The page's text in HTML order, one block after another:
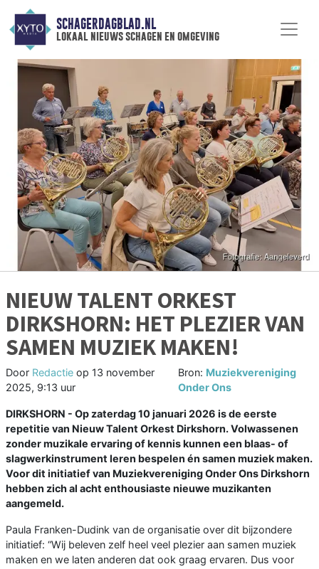
SCHAGERDAGBLAD.NL
lokaal nieuws schagen en omgeving
NIEUW TALENT ORKEST
DIRKSHORN: HET PLEZIER VAN
SAMEN MUZIEK MAKEN!
Door Redactie op 13 november
2025, 9:13 uur
Bron: Muziekvereniging
Onder Ons
DIRKSHORN - Op zaterdag 10 januari 2026 is de eerste
repetitie van Nieuw Talent Orkest Dirkshorn. Volwassenen
zonder muzikale ervaring of kennis kunnen een blaas- of
slagwerkinstrument leren bespelen én samen muziek maken.
Voor dit initiatief van Muziekvereniging Onder Ons Dirkshorn
hebben zich al acht enthousiaste nieuwe muzikanten
aangemeld.
Paula Franken-Dudink van de organisatie over dit bijzondere
initiatief: “Wij beleven zelf heel veel plezier aan samen muziek
maken en we laten anderen dat ook graag ervaren. Dus voor